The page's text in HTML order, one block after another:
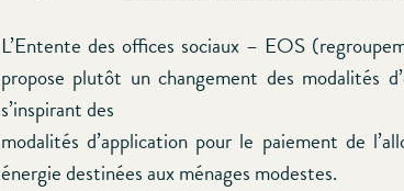
L’Entente des offices sociaux – EOS
propose plutôt un changement des modalités
s’inspirant des
modalités d’application pour le paiement de
énergie destinées aux ménages modestes.